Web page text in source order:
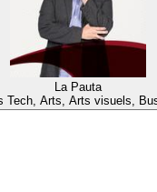
La Pauta
Tech, Arts, Arts visuels,